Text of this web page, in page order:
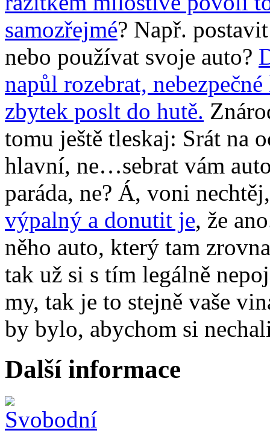
samozřejmé? Např.
nebo používat svoje auto?
napůl rozebrat,
zbytek poslt do hutě.
tomu ještě tleskaj: Srát na
hlavní, ne…sebrat vám
paráda, ne? Á, voni
výpalný a donutit je, že
něho auto, který tam
tak už si s tím legálně
my, tak je to stejně vaše
by bylo, abychom si
Další informace